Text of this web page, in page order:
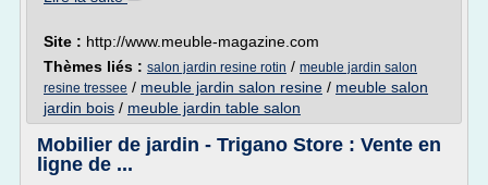
Site : http://www.meuble-magazine.com
Thèmes liés : salon jardin resine rotin / meuble jardin salon
resine tressee / meuble jardin salon resine / meuble salon
jardin bois / meuble jardin table salon
Mobilier de jardin - Trigano Store : Vente en
ligne de ...